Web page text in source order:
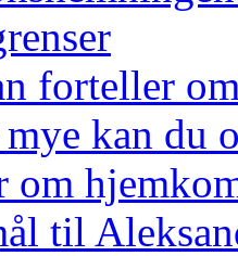
forteller
kan du
om
til